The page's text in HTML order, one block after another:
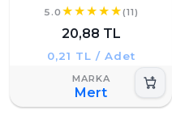
5.0 (11)
20,88 TL
0,21 TL / Adet
Mert